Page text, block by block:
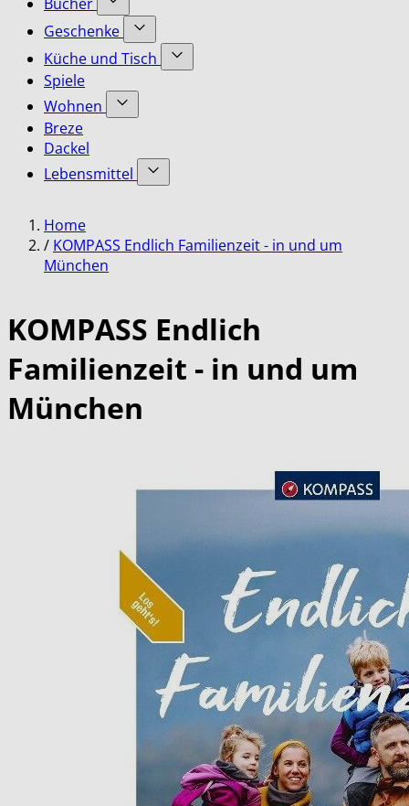
Accessoires
category
for
Bekleidung
category
Show
submenu
for
Bücher
Geschenke
Show
submenu
Küche und Tisch
Show
Spiele
Wohnen
Show
Wohnen
category
Breze
Dackel
Lebensmittel
Show
Lebensmittel
category
Home
/ KOMPASS Endlich Familienzeit - in und um
München
KOMPASS Endlich
Familienzeit - in und um
München